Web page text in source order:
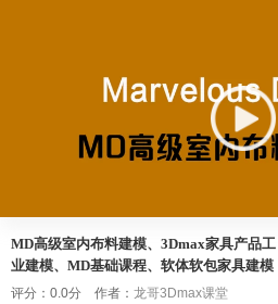
MD高级室内布料建模、3Dmax家具产品工
业建模、MD基础课程、软体软包家具建模
评分：0.0分 作者： 龙哥3Dmax课堂